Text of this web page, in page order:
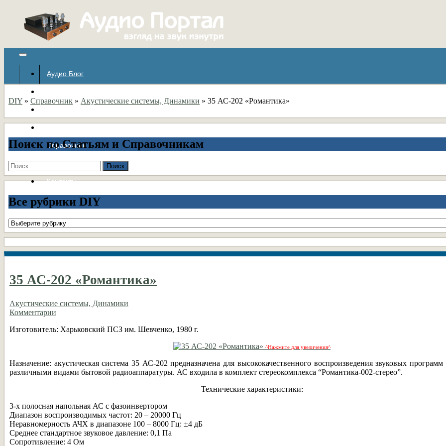
Аудио Блог
Справочник
Форумы
Контакты
DIY » Справочник » Акустические системы, Динамики » 35 АС-202 «Романтика»
Поиск по Статьям и Справочникам
Найти:
Все рубрики DIY
Все
рубрики
DIY
35 АС-202 «Романтика»
Акустические системы, Динамики
Комментарии
Изготовитель: Харьковский ПСЗ им. Шевченко, 1980 г.
^Нажмите для увеличения^
Назначение: акустическая система 35 АС-202 предназначена для высококачественного воспроизведения звуковых
различными видами бытовой радиоаппаратуры. АС входила в комплект стереокомплекса “Романтика-002-стерео”.
Технические характеристики:
3-х полосная напольная АС с фазоинвертором
Диапазон воспроизводимых частот: 20 – 20000 Гц
Неравномерность АЧХ в диапазоне 100 – 8000 Гц: ±4 дБ
Среднее стандартное звуковое давление: 0,1 Па
Сопротивление: 4 Ом